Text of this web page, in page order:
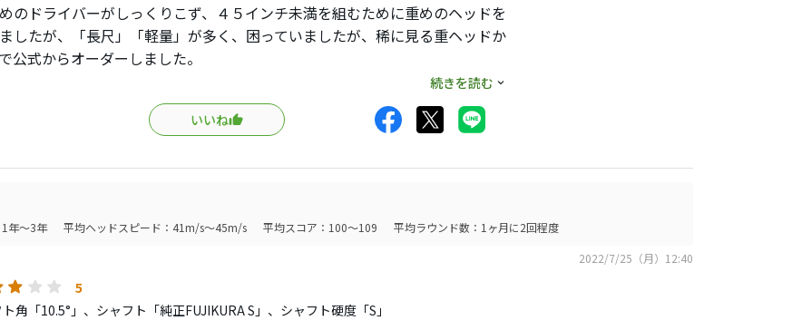
のドライバーがしっくりこず、４５インチ未満を組むために重めのヘッドを
したが、「長尺」「軽量」が多く、困っていましたが、稀に見る重ヘッドか
公式からオーダーしました。
間以内と連絡が来ますが、２週間ほどで急に物が届きました。
く、カバーやレンチが付くことを考えると素晴らしいコスパ。
ると、めちゃ打ち易い。
硬め。で、弾く感じですね。
続きを読む
いいね
年～3年 平均ヘッドスピード：41m/s～45m/s 平均スコア：100～109
平均ラウンド数：1ヶ月に2回程度
2022/7/25（月）12:40
5
ト角「10.5°」、シャフト「純正FUJIKURA S」、シャフト硬度「S」